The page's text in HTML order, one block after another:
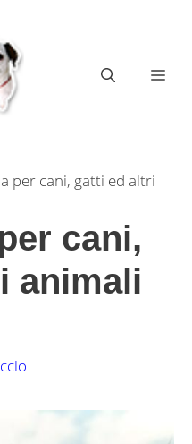
per cani, gatti ed altri
cani,
animali